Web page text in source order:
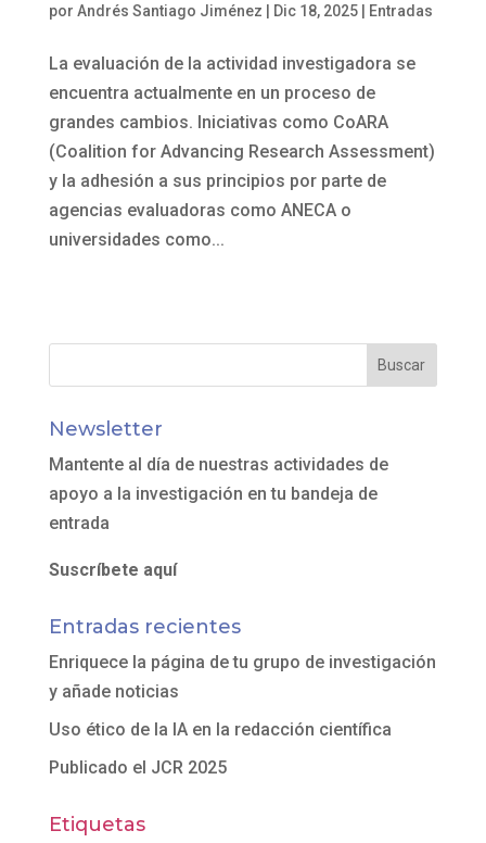
por Andrés Santiago Jiménez Dic 18, 2025| Entradas
La evaluación de la actividad investigadora se
encuentra actualmente en un proceso de
grandes cambios. Iniciativas como CoARA
(Coalition for Advancing Research Assessment)
y la adhesión a sus principios por parte de
agencias evaluadoras como ANECA o
universidades como...
Newsletter
Mantente al día de nuestras actividades de
apoyo a la investigación en tu bandeja de
entrada
Suscríbete aquí
Entradas recientes
Enriquece la página de tu grupo de investigación
y añade noticias
Uso ético de la IA en la redacción científica
Publicado el JCR 2025
Etiquetas